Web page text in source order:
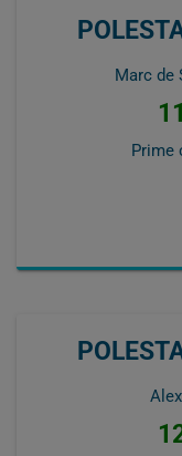
Marc de
Prime